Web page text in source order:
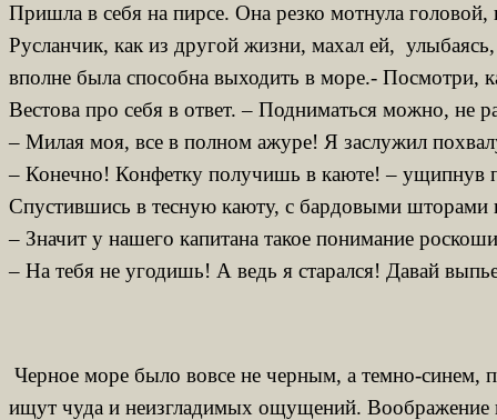
Пришла в себя на пирсе. Она резко мотнула головой,
Русланчик, как из другой жизни, махал ей,
вполне была способна выходить в море.- Посмотри,
Вестова про себя в ответ. – Подниматься можно, не
– Милая моя, все в полном ажуре! Я заслужил
– Конечно! Конфетку получишь в каюте! – ущипнув
Спустившись в тесную каюту, с бардовыми
– Значит у нашего капитана такое понимание
– На тебя не угодишь! А ведь я старался! Давай
Черное море было вовсе не черным, а темно-синем,
ищут чуда и неизгладимых ощущений. Воображение